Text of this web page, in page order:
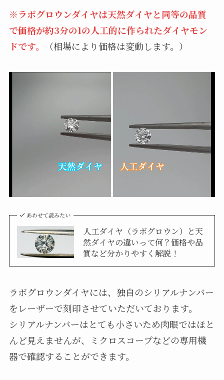
※ラボグロウンダイヤは天然ダイヤと同等の品質
で価格が約3分の1の人工的に作られたダイヤモン
ドです。
（相場により価格は変動します。）
あわせて読みたい
人工ダイヤ（ラボグロウン）と天
然ダイヤの違いって何？価格や品
質など分かりやすく解説！
ラボグロウンダイヤには、独自のシリアルナンバー
をレーザーで刻印させていただいております。
シリアルナンバーはとても小さいため肉眼ではほと
んど見えませんが、ミクロスコープなどの専用機
器で確認することができます。